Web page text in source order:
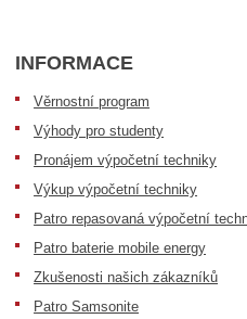
INFORMACE
Věrnostní program
Výhody pro studenty
Pronájem výpočetní techniky
Výkup výpočetní techniky
Patro repasovaná výpočetní
Patro baterie mobile energy
Zkušenosti našich zákazníků
Patro Samsonite